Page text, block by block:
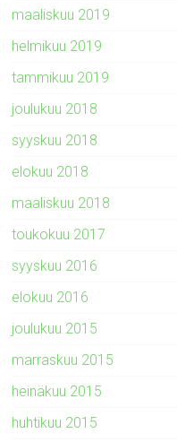
maaliskuu 2019
helmikuu 2019
tammikuu 2019
joulukuu 2018
syyskuu 2018
elokuu 2018
maaliskuu 2018
toukokuu 2017
syyskuu 2016
elokuu 2016
joulukuu 2015
marraskuu 2015
heinäkuu 2015
huhtikuu 2015